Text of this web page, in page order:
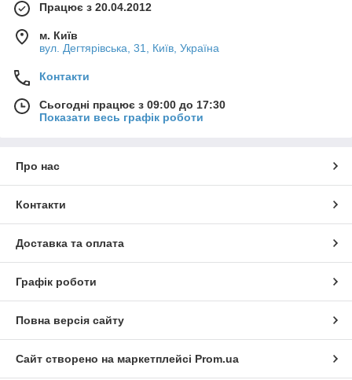
Працює з 20.04.2012
м. Київ
вул. Дегтярівська, 31, Київ, Україна
Контакти
Сьогодні працює з 09:00 до 17:30
Показати весь графік роботи
Про нас
Контакти
Доставка та оплата
Графік роботи
Повна версія сайту
Сайт створено на маркетплейсі Prom.ua